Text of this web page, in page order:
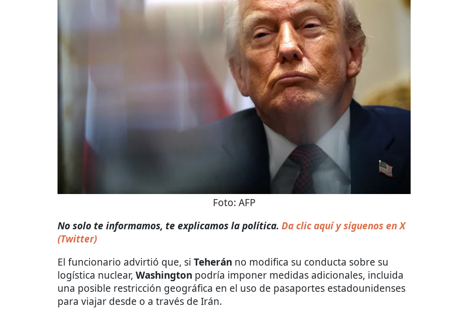
Foto: AFP
No solo te informamos, te explicamos la política. Da clic aquí y síguenos en X
(Twitter)
El funcionario advirtió que, si Teherán no modifica su conducta sobre su
logística nuclear, Washington podría imponer medidas adicionales, incluida
una posible restricción geográfica en el uso de pasaportes estadounidenses
para viajar desde o a través de Irán.